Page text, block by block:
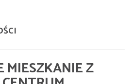
MIESZKANIE Z